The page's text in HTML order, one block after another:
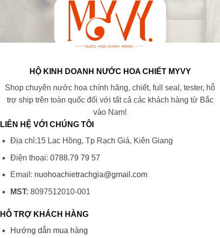
HỘ KINH DOANH NƯỚC HOA CHIẾT MYVY
Shop chuyên nước hoa chính hãng, chiết, full seal, tester, hỗ
trợ ship trên toàn quốc đối với tất cả các khách hàng từ Bắc
vào Nam!
LIÊN HỆ VỚI CHÚNG TÔI
Địa chỉ:15 Lạc Hồng, Tp Rạch Giá, Kiên Giang
Điện thoại: 0788.79 79 57
Email: nuohoachietrachgia@gmail.com
MST: 8097512010-001
HỖ TRỢ KHÁCH HÀNG
Hướng dẫn mua hàng